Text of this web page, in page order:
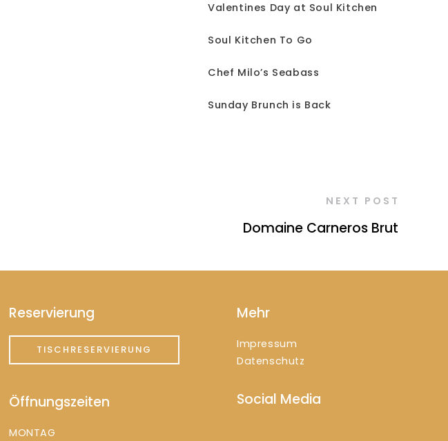
Valentines Day at Soul Kitchen
Soul Kitchen To Go
Chef Milo’s Seabass
Sunday Brunch is Back
NEXT POST
Domaine Carneros Brut
Reservierung
TISCHRESERVIERUNG
Öffnungszeiten
MONTAG
Mehr
Impressum
Datenschutz
Social Media